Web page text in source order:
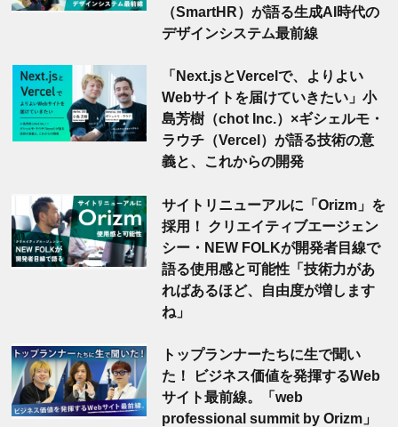
（SmartHR）が語る生成AI時代の
デザインシステム最前線
「Next.jsとVercelで、よりよい
Webサイトを届けていきたい」小
島芳樹（chot Inc.）×ギシェルモ・
ラウチ（Vercel）が語る技術の意
義と、これからの開発
サイトリニューアルに「Orizm」を
採用！ クリエイティブエージェン
シー・NEW FOLKが開発者目線で
語る使用感と可能性「技術力があ
ればあるほど、自由度が増します
ね」
トップランナーたちに生で聞い
た！ ビジネス価値を発揮するWeb
サイト最前線。「web
professional summit by Orizm」